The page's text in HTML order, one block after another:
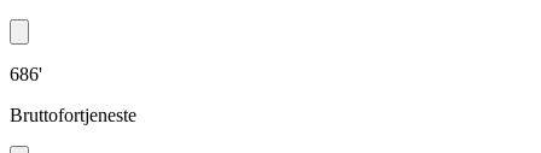
686'
Bruttofortjeneste